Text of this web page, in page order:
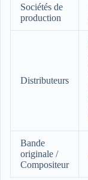
Sociétés de
production
Distributeurs
Bande
originale /
Compositeur